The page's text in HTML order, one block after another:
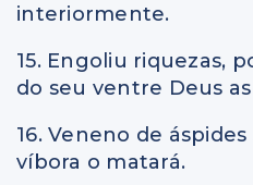
interiormente.
15. Engoliu riquezas,
do seu ventre Deus
16. Veneno de
víbora o matará.